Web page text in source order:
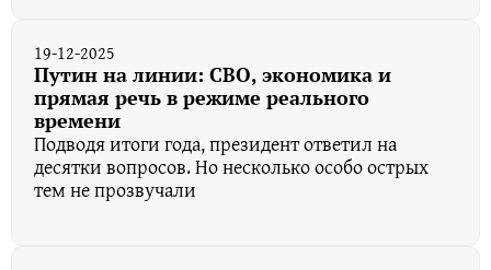
19-12-2025
Путин на линии: СВО, экономика и
прямая речь в режиме реального
времени
Подводя итоги года, президент ответил на
десятки вопросов. Но несколько особо острых
тем не прозвучали